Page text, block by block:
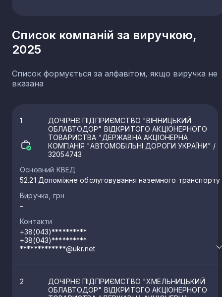
Севастополь
Список компаній за виручкою,
2025
Список формується за алфавітом, якщо виручка не
вказана
1
ДОЧІРНЄ ПІДПРИЄМСТВО "ВІННИЦЬКИЙ
ОБЛАВТОДОР" ВІДКРИТОГО АКЦІОНЕРНОГО
ТОВАРИСТВА "ДЕРЖАВНА АКЦІОНЕРНА
КОМПАНІЯ "АВТОМОБІЛЬНІ ДОРОГИ УКРАЇНИ" /
32054743
Основний КВЕД
52.21 Допоміжне обслуговування наземного транспорту
Виручка, грн
–
Контакти
+38(043)**********
+38(043)**********
*************@ukr.net
2
ДОЧІРНЄ ПІДПРИЄМСТВО "ХМЕЛЬНИЦЬКИЙ
ОБЛАВТОДОР" ВІДКРИТОГО АКЦІОНЕРНОГО